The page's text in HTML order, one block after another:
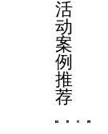
活
动
案
例
推
荐